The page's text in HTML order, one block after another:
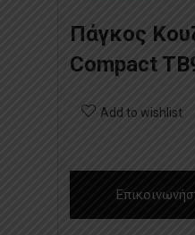
Πάγκος
Compact
Add to wishlist